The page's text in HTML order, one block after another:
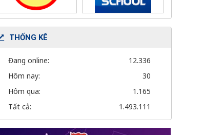
THỐNG KÊ
Đang online:
12.336
Hôm nay:
30
Hôm qua:
1.165
Tất cả:
1.493.111